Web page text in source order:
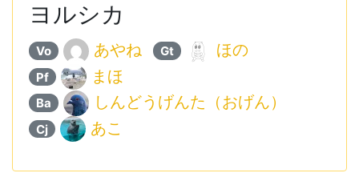
ヨルシカ
Vo あやね Gt ほの
Pf まほ
Ba しんどうげんた（おげん）
Cj あこ